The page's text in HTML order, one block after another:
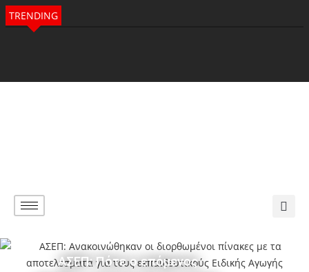
TRENDING
ΑΣΕΠ: Πότε ο επόμενος